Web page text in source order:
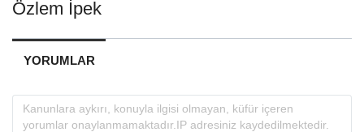
Özlem İpek
YORUMLAR